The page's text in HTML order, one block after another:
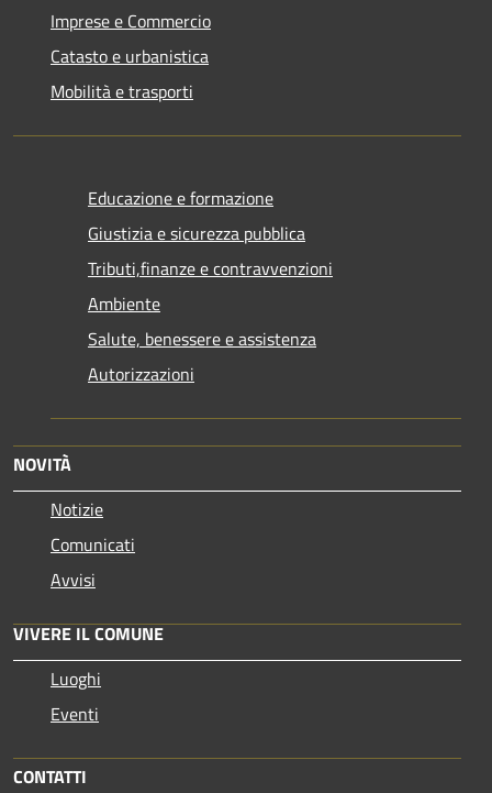
Imprese e Commercio
Catasto e urbanistica
Mobilità e trasporti
Educazione e formazione
Giustizia e sicurezza pubblica
Tributi,finanze e contravvenzioni
Ambiente
Salute, benessere e assistenza
Autorizzazioni
NOVITÀ
Notizie
Comunicati
Avvisi
VIVERE IL COMUNE
Luoghi
Eventi
CONTATTI